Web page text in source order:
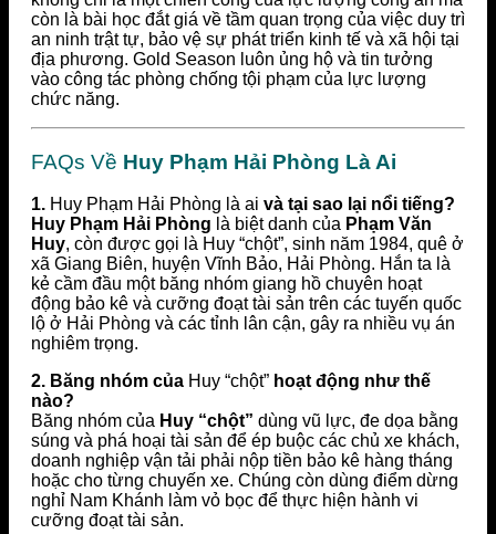
còn là bài học đắt giá về tầm quan trọng của việc duy trì
an ninh trật tự, bảo vệ sự phát triển kinh tế và xã hội tại
địa phương. Gold Season luôn ủng hộ và tin tưởng
vào công tác phòng chống tội phạm của lực lượng
chức năng.
FAQs Về Huy Phạm Hải Phòng Là Ai
1. Huy Phạm Hải Phòng là ai và tại sao lại nổi tiếng?
Huy Phạm Hải Phòng là biệt danh của Phạm Văn
Huy, còn được gọi là Huy “chột”, sinh năm 1984, quê ở
xã Giang Biên, huyện Vĩnh Bảo, Hải Phòng. Hắn ta là
kẻ cầm đầu một băng nhóm giang hồ chuyên hoạt
động bảo kê và cưỡng đoạt tài sản trên các tuyến quốc
lộ ở Hải Phòng và các tỉnh lân cận, gây ra nhiều vụ án
nghiêm trọng.
2. Băng nhóm của Huy “chột” hoạt động như thế
nào?
Băng nhóm của Huy “chột” dùng vũ lực, đe dọa bằng
súng và phá hoại tài sản để ép buộc các chủ xe khách,
doanh nghiệp vận tải phải nộp tiền bảo kê hàng tháng
hoặc cho từng chuyến xe. Chúng còn dùng điểm dừng
nghỉ Nam Khánh làm vỏ bọc để thực hiện hành vi
cưỡng đoạt tài sản.